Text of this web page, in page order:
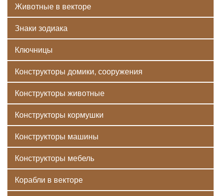
Животные в векторе
Знаки зодиака
Ключницы
Конструкторы домики, сооружения
Конструкторы животные
Конструкторы кормушки
Конструкторы машины
Конструкторы мебель
Корабли в векторе